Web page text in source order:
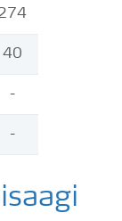
40
-
-